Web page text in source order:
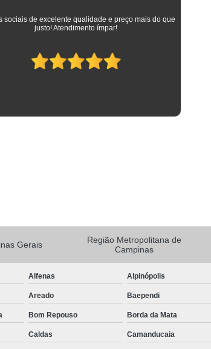
Camisa
Camisa Social Listrada
Camisa Social Listrada Masculina
Camisa Social Masculina Listrada Preto e
Camisa Manga Longa Masculina
Camisa Social de Manga Longa
Camisa Social Manga Longa Masculina
Camisa Social Masculina Manga Longa Lisa
Camisa Social Preta Manga Longa
camisas que vestem meus filhos desde a
até os dias atuais em que trabalham como
Parabéns à toda equipe da Camisaria HP!
Gerais
Região Metropolitana de
Campinas
Alfenas Alpinópolis
Areado Baependi
Bom Repouso Borda da Mata
Caldas Camanducaia